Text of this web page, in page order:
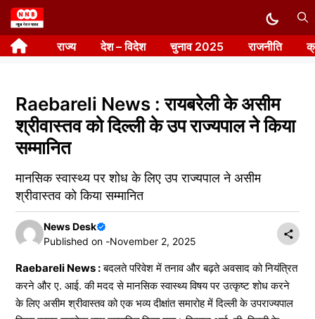
Skip
to
content राज्य देश – विदेश चुनाव 2025 राजनीति
Raebareli News : रायबरेली के असीम
श्रीवास्तव को दिल्ली के उप राज्यपाल ने किया
सम्मानित
मानसिक स्वास्थ्य पर शोध के लिए उप राज्यपाल ने असीम
श्रीवास्तव को किया सम्मानित
News Desk
Published on -November 2, 2025
Raebareli News :बदलते परिवेश में तनाव और बढ़ते अवसाद को नियंत्रित
करने और ए. आई. की मदद से मानसिक स्वास्थ्य विषय पर उत्कृष्ट शोध करने
के लिए असीम श्रीवास्तव को एक भव्य दीक्षांत समारोह में दिल्ली के उपराज्यपाल